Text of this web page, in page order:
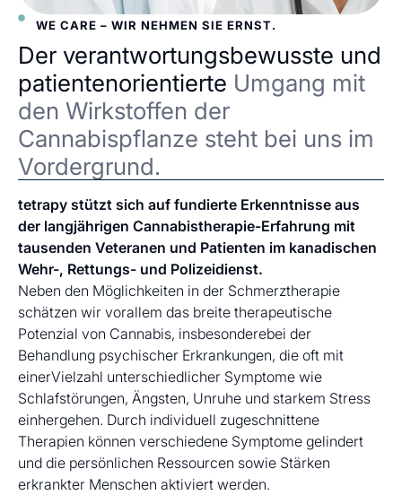
WE CARE – WIR NEHMEN SIE ERNST.
Der verantwortungsbewusste und
patientenorientierte Umgang mit
den Wirkstoffen der
Cannabispflanze steht bei uns im
Vordergrund.
tetrapy stützt sich auf fundierte Erkenntnisse aus
der langjährigen Cannabistherapie-Erfahrung mit
tausenden Veteranen und Patienten im kanadischen
Wehr-, Rettungs- und Polizeidienst.
Neben den Möglichkeiten in der Schmerztherapie
schätzen wir vorallem das breite therapeutische
Potenzial von Cannabis, insbesonderebei der
Behandlung psychischer Erkrankungen, die oft mit
einerVielzahl unterschiedlicher Symptome wie
Schlafstörungen, Ängsten, Unruhe und starkem Stress
einhergehen. Durch individuell zugeschnittene
Therapien können verschiedene Symptome gelindert
und die persönlichen Ressourcen sowie Stärken
erkrankter Menschen aktiviert werden.